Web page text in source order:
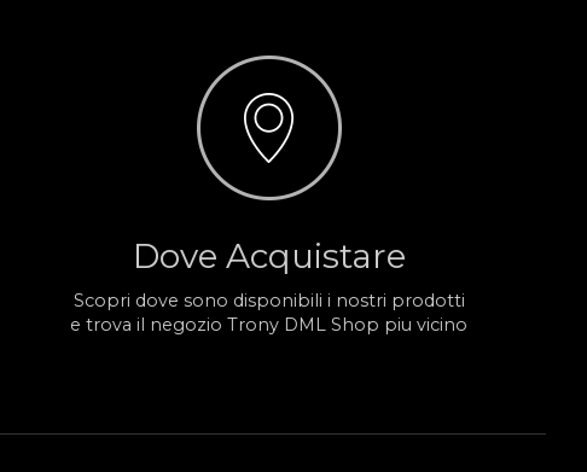
Dove Acquistare
Scopri dove sono disponibili i nostri prodotti
e trova il negozio Trony DML Shop piu vicino